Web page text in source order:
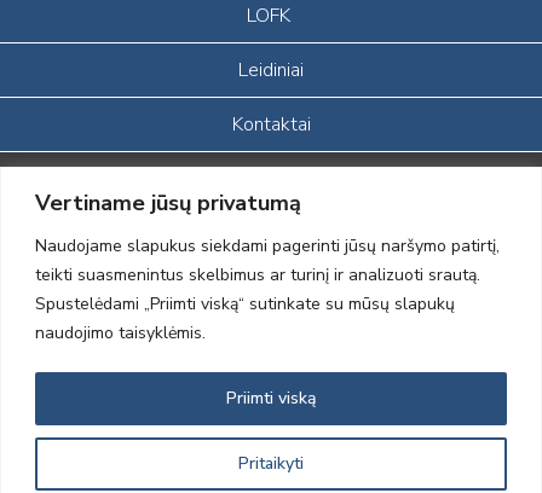
Vertiname jūsų privatumą
Naudojame slapukus siekdami pagerinti jūsų naršymo patirtį,
teikti suasmenintus skelbimus ar turinį ir analizuoti srautą.
Spustelėdami „Priimti viską“ sutinkate su mūsų slapukų
naudojimo taisyklėmis.
Pritaikyti
Priimti viską
LOFK
Leidiniai
Kontaktai
Portalas sukurtas įgyvendinant Lietuvos Respublikos, Europos
ekonominės erdvės ir Norvegijos finansinių mechanizmų iš dalies
finansuojamą paprojektį
„LOD visuomeninės /gamtosauginės veiklos sustiprinimas ir įvaizdžio
formavimas įtraukiant visuomenę į aplinkosauginių tyrimų veiklą“
(paprojekčio
įgyvendinimo sutarties numeris 2004-LT0008-NVO-1EEE/NOR-02-
2012 © Lietuvos Ornitologų Draugija © 2014, Visos teisės saugomos